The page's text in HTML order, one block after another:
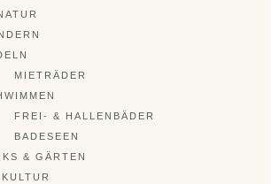
MIETRÄDER
FREI- & HALLENBÄDER
BADESEEN
& GÄRTEN